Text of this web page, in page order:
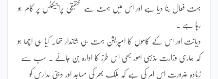
بہت فعال بنا دیا ہے اور اس میں بہت سے تحقیقی پراجیکٹس پر کام ہو
رہا ہے ۔
دیانت اور اس کے کاموں کا امپریشن بہت ہی شاندار تھا۔ کیا ہی اچھا ہو
کہ ہماری وزارت مذہبی امور بھی اس طرز کا ادارہ بن جائے ۔ سب سے
زیادہ ضرورت اس امر کی ہے کہ ملک بھر کی مساجد اور دینی مدارس کو